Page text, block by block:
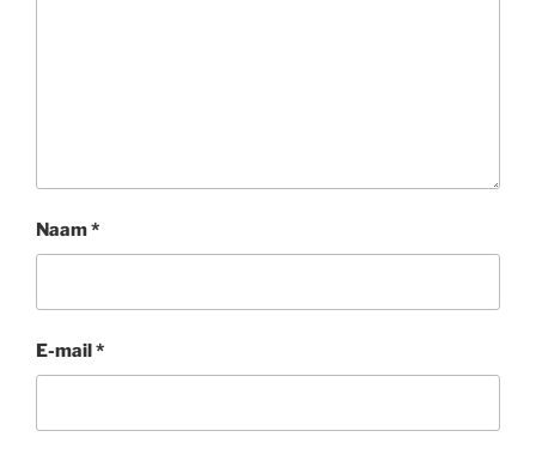
Naam*
E-mail*